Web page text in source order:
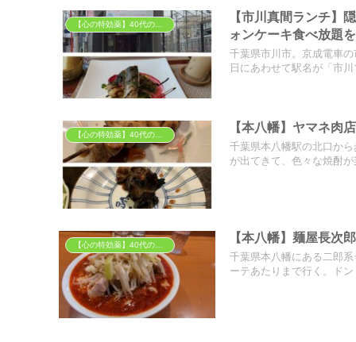
【市川真間ランチ】
ォンケーキ食べ放題
千葉県市川市。京成電車
日にあわせて駅名が「市
【本八幡】ヤマネ肉
千葉県本八幡駅の北口か
が出てきて、色々な焼酎
【本八幡】麺屋長次
千葉県本八幡にある二郎
ーテあたりまで行く。ド